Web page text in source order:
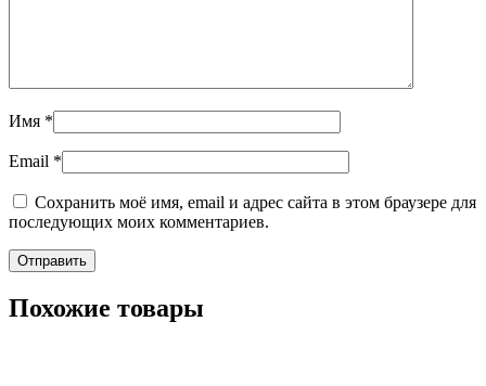
Имя *
Email *
Сохранить моё имя, email и адрес сайта в этом браузере для
последующих моих комментариев.
Похожие товары